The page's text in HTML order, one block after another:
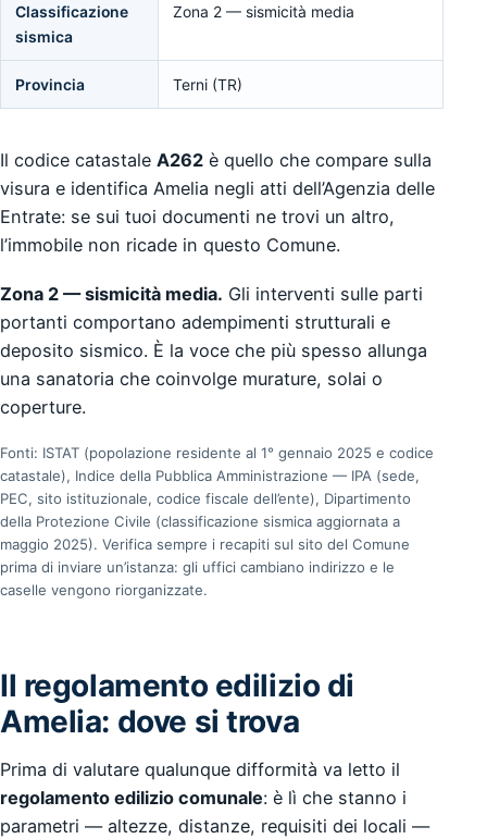
Classificazione
sismica
Zona 2 — sismicità media
Provincia Terni (TR)
Il codice catastale A262 è quello che compare sulla
visura e identifica Amelia negli atti dell’Agenzia delle
Entrate: se sui tuoi documenti ne trovi un altro,
l’immobile non ricade in questo Comune.
Zona 2 — sismicità media. Gli interventi sulle parti
portanti comportano adempimenti strutturali e
deposito sismico. È la voce che più spesso allunga
una sanatoria che coinvolge murature, solai o
coperture.
Fonti: ISTAT (popolazione residente al 1° gennaio 2025 e codice
catastale), Indice della Pubblica Amministrazione — IPA (sede,
PEC, sito istituzionale, codice fiscale dell’ente), Dipartimento
della Protezione Civile (classificazione sismica aggiornata a
maggio 2025). Verifica sempre i recapiti sul sito del Comune
prima di inviare un’istanza: gli uffici cambiano indirizzo e le
caselle vengono riorganizzate.
Il regolamento edilizio di
Amelia: dove si trova
Prima di valutare qualunque difformità va letto il
regolamento edilizio comunale: è lì che stanno i
parametri — altezze, distanze, requisiti dei locali —